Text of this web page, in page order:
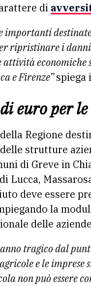
di
importanti
ripristinare i
attività
e Firenze”spiega
euro per le
Regione
strutture
di Greve in
Lucca,
deve essere
la
delle
tragico dal
e le
non può essere